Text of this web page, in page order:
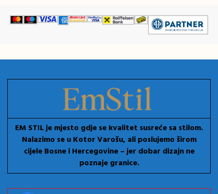
EM STIL je mjesto gdje se kvalitet susreće sa stilom.
Nalazimo se u Kotor Varošu, ali poslujemo širom
cijele Bosne i Hercegovine – jer dobar dizajn ne
poznaje granice.